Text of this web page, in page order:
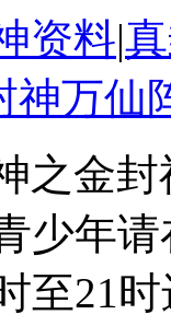
资料|
神万仙
之金
少年
至21